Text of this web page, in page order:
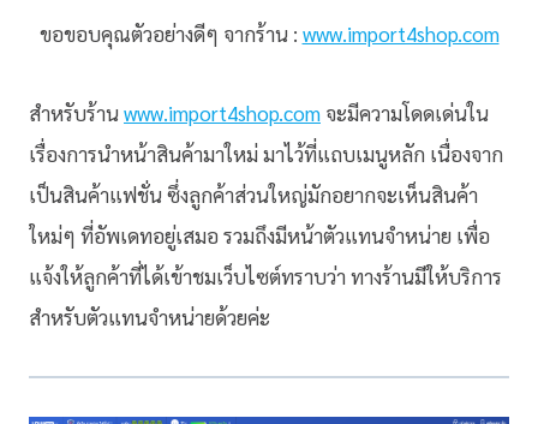
ขอขอบคุณตัวอย่างดีๆ จากร้าน : www.import4shop.com
สำหรับร้าน www.import4shop.com จะมีความโดดเด่นใน
เรื่องการนำหน้าสินค้ามาใหม่ มาไว้ที่แถบเมนูหลัก เนื่องจาก
เป็นสินค้าแฟชั่น ซึ่งลูกค้าส่วนใหญ่มักอยากจะเห็นสินค้า
ใหม่ๆ ที่อัพเดทอยู่เสมอ รวมถึงมีหน้าตัวแทนจำหน่าย เพื่อ
แจ้งให้ลูกค้าที่ได้เข้าชมเว็บไซต์ทราบว่า ทางร้านมีให้บริการ
สำหรับตัวแทนจำหน่ายด้วยค่ะ